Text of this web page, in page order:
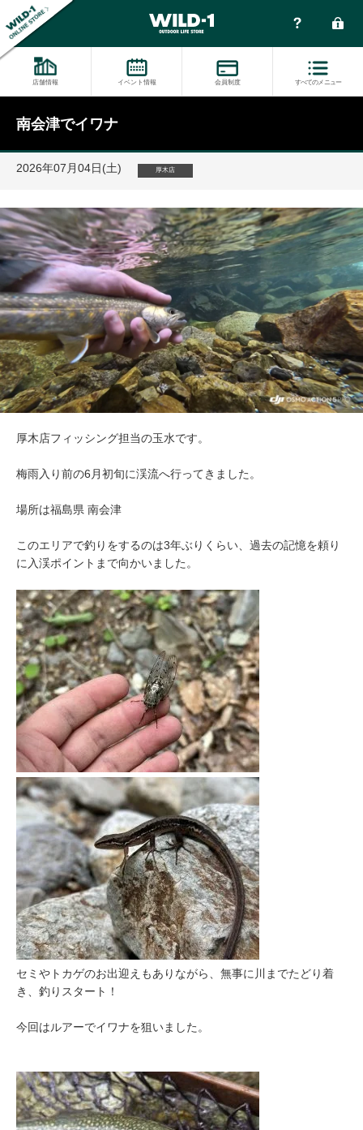
店舗情報 イベント情報 会員制度 すべてのメニュー
南会津でイワナ
2026年07月04日(土) 厚木店
厚木店フィッシング担当の玉水です。
梅雨入り前の6月初旬に渓流へ行ってきました。
場所は福島県 南会津
このエリアで釣りをするのは3年ぶりくらい、過去の記憶を頼り
に入渓ポイントまで向かいました。
セミやトカゲのお出迎えもありながら、無事に川までたどり着
き、釣りスタート！
今回はルアーでイワナを狙いました。